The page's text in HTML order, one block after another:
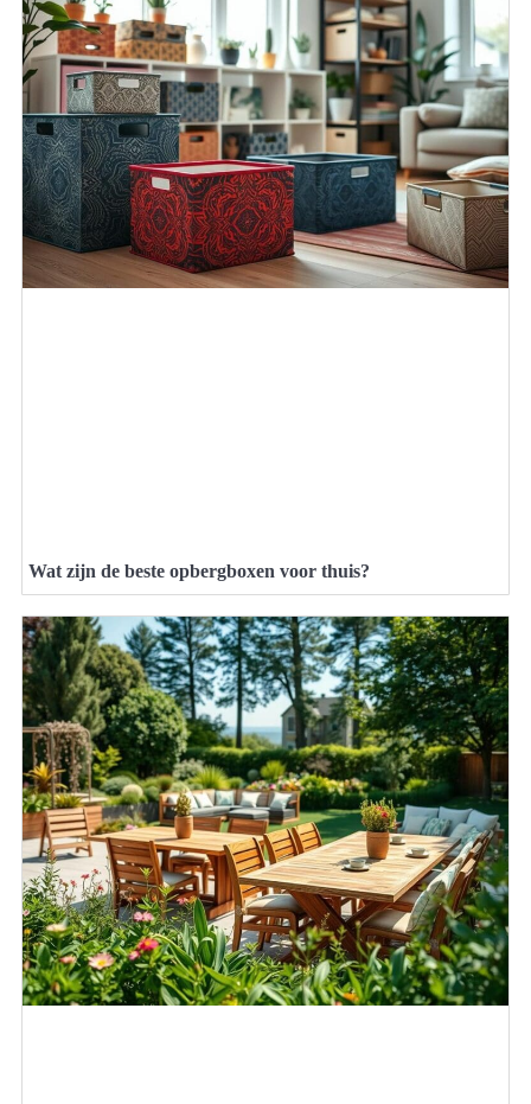
Wat zijn de beste opbergboxen voor thuis?